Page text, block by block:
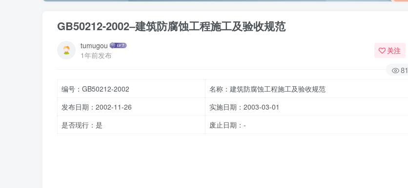
GB50212-2002–建筑防腐蚀工程施工及验收规范
tumugou
1年前发布
关注
81
编号：GB50212-2002
名称：建筑防腐蚀工程施工及验收规范
发布日期：2002-11-26
实施日期：2003-03-01
是否现行：是
废止日期：-